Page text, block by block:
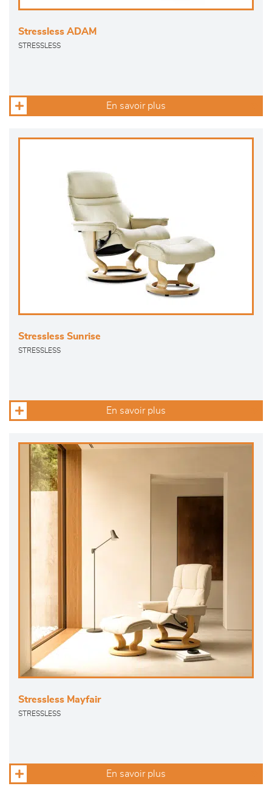
Stressless ADAM
STRESSLESS
En savoir plus
Stressless Sunrise
STRESSLESS
En savoir plus
Stressless Mayfair
STRESSLESS
En savoir plus